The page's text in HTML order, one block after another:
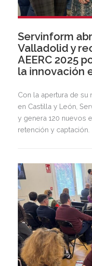
Servinform
Valladolid y
AEERC 2025
la innovación
Con la apertura de su
en Castilla y León,
y genera 120 nuevos
retención y captación.